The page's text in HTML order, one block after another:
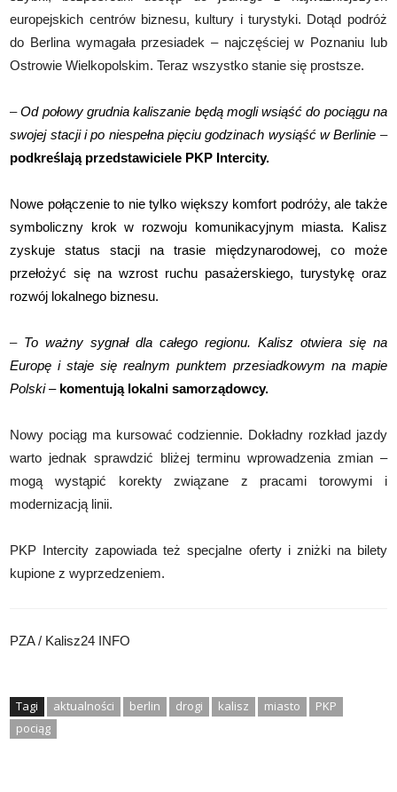
europejskich centrów biznesu, kultury i turystyki. Dotąd podróż
do Berlina wymagała przesiadek – najczęściej w Poznaniu lub
Ostrowie Wielkopolskim. Teraz wszystko stanie się prostsze.
–Od połowy grudnia kaliszanie będą mogli wsiąść do pociągu na
swojej stacji i po niespełna pięciu godzinach wysiąść w Berlinie –
podkreślają przedstawiciele PKP Intercity.
Nowe połączenie to nie tylko większy komfort podróży, ale także
symboliczny krok w rozwoju komunikacyjnym miasta. Kalisz
zyskuje status stacji na trasie międzynarodowej, co może
przełożyć się na wzrost ruchu pasażerskiego, turystykę oraz
rozwój lokalnego biznesu.
– To ważny sygnał dla całego regionu. Kalisz otwiera się na
Europę i staje się realnym punktem przesiadkowym na mapie
Polski– komentują lokalni samorządowcy.
Nowy pociąg ma kursować codziennie. Dokładny rozkład jazdy
warto jednak sprawdzić bliżej terminu wprowadzenia zmian –
mogą wystąpić korekty związane z pracami torowymi i
modernizacją linii.
PKP Intercity zapowiada też specjalne oferty i zniżki na bilety
kupione z wyprzedzeniem.
PZA / Kalisz24 INFO
Tagi aktualności berlin drogi kalisz miasto
PKP
pociąg